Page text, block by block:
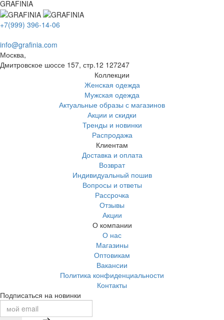
GRAFINIA
+7(999) 396-14-06
info@grafinia.com
Москва,
Дмитровское шоссе 157, стр.12 127247
Коллекции
Женская одежда
Мужская одежда
Актуальные образы с магазинов
Акции и скидки
Тренды и новинки
Распродажа
Клиентам
Доставка и оплата
Возврат
Индивидуальный пошив
Вопросы и ответы
Рассрочка
Отзывы
Акции
О компании
О нас
Магазины
Оптовикам
Вакансии
Политика конфиденциальности
Контакты
Подписаться на новинки